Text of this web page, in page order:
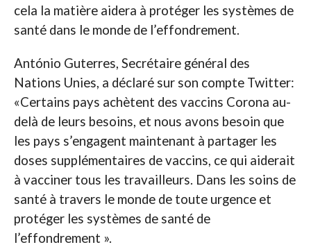
cela la matière aidera à protéger les systèmes de
santé dans le monde de l’effondrement.
António Guterres, Secrétaire général des
Nations Unies, a déclaré sur son compte Twitter:
«Certains pays achètent des vaccins Corona au-
delà de leurs besoins, et nous avons besoin que
les pays s’engagent maintenant à partager les
doses supplémentaires de vaccins, ce qui aiderait
à vacciner tous les travailleurs. Dans les soins de
santé à travers le monde de toute urgence et
protéger les systèmes de santé de
l’effondrement ».